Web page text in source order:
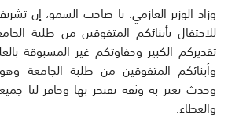
وزاد الوزير العازمي، يا صاحب السمو، إن
للاحتفال بأبنائكم المتفوقين من طلبة
تقديركم الكبير وحفاوتكم غير المسبوقة
وأبنائكم المتفوقين من طلبة الجامعة
وحدث نعتز به وثقة نفتخر بها وحافز لنا
والعطاء.